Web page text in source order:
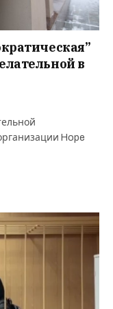
в
Hope